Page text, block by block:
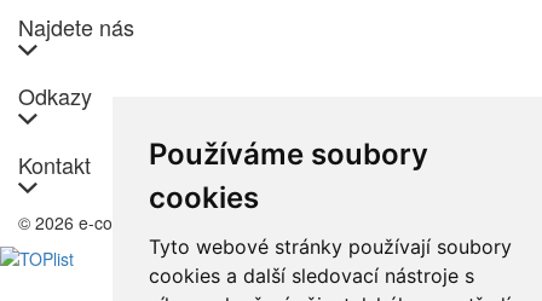
Používáme soubory
cookies
Tyto webové stránky používají soubory
cookies a další sledovací nástroje s
Najdete nás
Odkazy
Kontakt
© 2026 e-color.cz